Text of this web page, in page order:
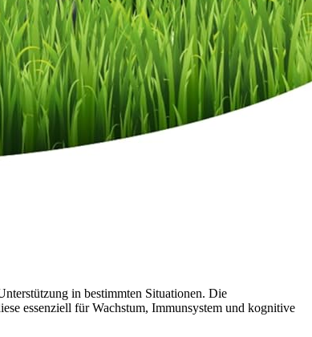
in bestimmten Situationen. Die
essenziell für Wachstum, Immunsystem und kognitive